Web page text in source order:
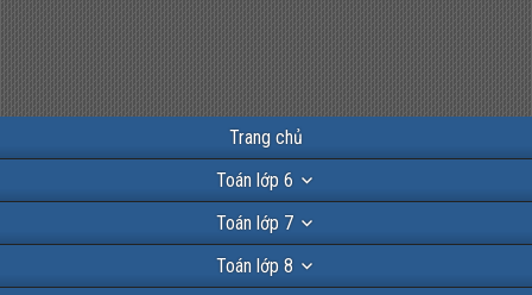
Trang chủ
Toán lớp 6
Toán lớp 7
Toán lớp 8